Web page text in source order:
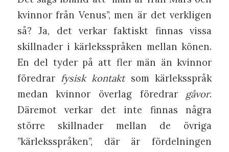
kvinnor från Venus”, men är det verkligen
så? Ja, det verkar faktiskt finnas vissa
skillnader i kärleksspråken mellan könen.
En del tyder på att fler män än kvinnor
föredrar fysisk kontaktsom kärleksspråk
medan kvinnor överlag föredrar gåvor.
Däremot verkar det inte finnas några
större skillnader mellan de övriga
”kärleksspråken”, där är fördelningen